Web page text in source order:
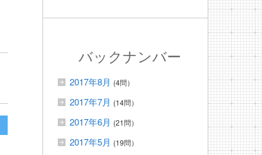
バックナンバー
2017年8月 (4問）
2017年7月 (14問）
2017年6月 (21問）
2017年5月 (19問）